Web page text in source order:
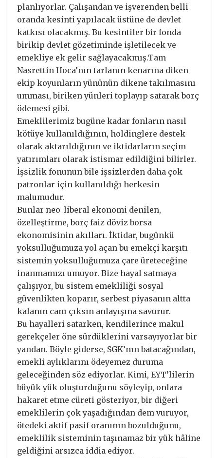
planlıyorlar. Çalışandan ve işverenden belli
oranda kesinti yapılacak üstüne de devlet
katkısı olacakmış. Bu kesintiler bir fonda
birikip devlet gözetiminde işletilecek ve
emekliye ek gelir sağlayacakmış.Tam
Nasrettin Hoca’nın tarlanın kenarına diken
ekip koyunların yününün dikene takılmasını
umması, biriken yünleri toplayıp satarak borç
ödemesi gibi.
Emeklilerimiz bugüne kadar fonların nasıl
kötüye kullanıldığının, holdinglere destek
olarak aktarıldığının ve iktidarların seçim
yatırımları olarak istismar edildiğini bilirler.
İşsizlik fonunun bile işsizlerden daha çok
patronlar için kullanıldığı herkesin
malumudur.
Bunlar neo-liberal ekonomi denilen,
özelleştirme, borç faiz döviz borsa
ekonomisinin akılları. İktidar, bugünkü
yoksulluğumuza yol açan bu emekçi karşıtı
sistemin yoksulluğumuza çare üreteceğine
inanmamızı umuyor. Bize hayal satmaya
çalışıyor, bu sistem emekliliği sosyal
güvenlikten koparır, serbest piyasanın altta
kalanın canı çıksın anlayışına savurur.
Bu hayalleri satarken, kendilerince makul
gerekçeler öne sürdüklerini varsayıyorlar bir
yandan. Böyle giderse, SGK’nın batacağından,
emekli aylıklarını ödeyemez duruma
geleceğinden söz ediyorlar. Kimi, EYT’lilerin
büyük yük oluşturduğunu söyleyip, onlara
hakaret etme cüreti gösteriyor, bir diğeri
emeklilerin çok yaşadığından dem vuruyor,
ötedeki aktif pasif oranının bozulduğunu,
emeklilik sisteminin taşınamaz bir yük hâline
geldiğini arsızca iddia ediyor.